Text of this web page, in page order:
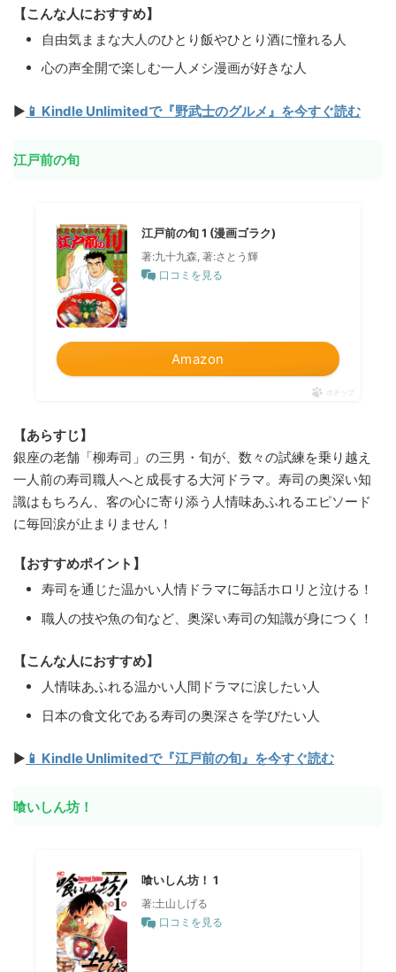
【こんな人におすすめ】
自由気ままな大人のひとり飯やひとり酒に憧れる人
心の声全開で楽しむ一人メシ漫画が好きな人
▶ 📱 Kindle Unlimitedで『野武士のグルメ』を今すぐ読む
江戸前の旬
江戸前の旬 1 (漫画ゴラク)
著:九十九森, 著:さとう輝
口コミを見る
Amazon
ポチップ
【あらすじ】
銀座の老舗「柳寿司」の三男・旬が、数々の試練を乗り越え
一人前の寿司職人へと成長する大河ドラマ。寿司の奥深い知
識はもちろん、客の心に寄り添う人情味あふれるエピソード
に毎回涙が止まりません！
【おすすめポイント】
寿司を通じた温かい人情ドラマに毎話ホロリと泣ける！
職人の技や魚の旬など、奥深い寿司の知識が身につく！
【こんな人におすすめ】
人情味あふれる温かい人間ドラマに涙したい人
日本の食文化である寿司の奥深さを学びたい人
▶ 📱 Kindle Unlimitedで『江戸前の旬』を今すぐ読む
喰いしん坊！
喰いしん坊！ 1
著:土山しげる
口コミを見る